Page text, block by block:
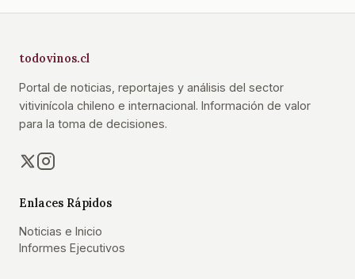
todovinos.cl
Portal de noticias, reportajes y análisis del sector
vitivinícola chileno e internacional. Información de valor
para la toma de decisiones.
Enlaces Rápidos
Noticias e Inicio
Informes Ejecutivos